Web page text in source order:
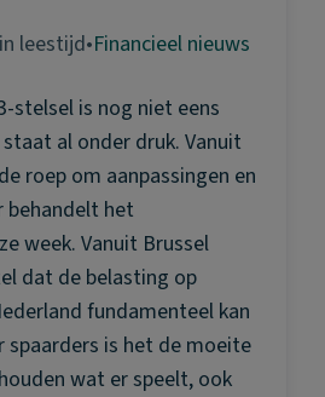
leestijd•Financieel nieuws
stelsel is nog niet eens
al onder druk. Vanuit
roep om aanpassingen en
behandelt het
week. Vanuit Brussel
dat de belasting op
fundamenteel kan
spaarders is het de moeite
wat er speelt, ook